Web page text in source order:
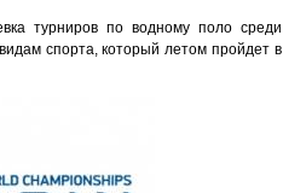
турниров по водному поло среди
спорта, который летом пройдет в